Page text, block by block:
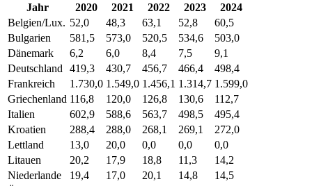
Jahr
2020 2021 2022 2023
2024
Belgien/Lux. 52,0 48,3 63,1 52,8
60,5
Bulgarien
581,5 573,0 520,5 534,6
503,0
Dänemark
6,2 6,0 8,4 7,5
9,1
Deutschland
419,3 430,7 456,7 466,4
498,4
Frankreich
1.730,0 1.549,0 1.456,1 1.314,7 1.599,0
Griechenland 116,8 120,0 126,8 130,6
112,7
Italien
602,9 588,6 563,7 498,5
495,4
Kroatien
288,4 288,0 268,1 269,1
272,0
Lettland
13,0 20,0 0,0 0,0
0,0
Litauen
20,2 17,9 18,8 11,3
14,2
Niederlande
19,4 17,0 20,1 14,8
14,5